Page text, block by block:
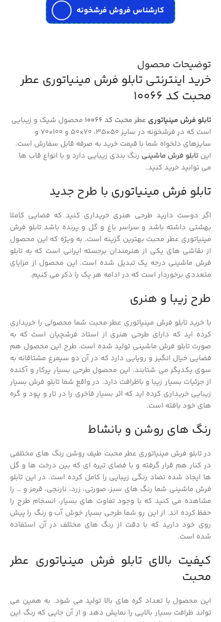
کارشناس فروش فرشخونه
توضیحات محصول
خرید اینترنتی تابلو فرش مینیاتوری عطر
محبت کد 10066
تابلو فرش مینیاتوری عطر محبت کد 10066
محصول شیک و زیبایی
است که در فرشخونه در سایز 50×35، 70×50 و 100×70 و
سایزهای دلخواه شما با قیمت خرید به صرفه قابل سفارش است.
این تابلو فرش ماشینی رنگ بندی زیبایی دارد و با انواع قاب ها
می توانید خرید کنید.
تابلو فرش مینیاتوری با طرح جدید
اگر دوست دارید طرحی هنری خریداری کنید که فضایی کاملا
بهشتی داشته باشد و سراسر باغ و گل و پرنده باشد تابلو فرش
مینیاتوری عطر محبت بهترین گزینه است. به ویژه که این محصول
از نقاشی های یکی از هنرمندان برجسته ایرانی است که به تابلو
فرش ماشینی درجه یک تبدیل شده است. این محصول از مزایای
متعددی برخوردار است که در ادامه هر یک را ذکر می کنیم.
طرح زیبا و هنری
با خرید تابلو فرش مینیاتوری عطر محبت شما محصولی را خریداری
کرده اید که دارای طرحی هنری از استاد فرشچیان است که به
صورت تابلو فرش ماشینی تولید شده است. طرح این محصول هم
فضایی خیال انگیز و رویایی دارد که در آن دو سیمرغ مشتاقانه به
سوی یکدیگر می شتابند. این محصول طرحی بسیار پرکار و آکنده
از جزئیات بسیار زیبا و باظرافت دارد. در واقع شما تابلو فرش بسیار
زیبایی خریداری کرده اید که اثر بسیار فاخری را در تار و پود و گره
های خود بافته است.
رنگ های روشن و بانشاط
در تابلو فرش مینیاتوری عطر محبت طیف روشن رنگ های مختلفی
در کنار هم قرار گرفته و با فضای تیره ای که بین درخت ها و گل
ها ایجاد شده تضاد رنگی زیبایی را کامل کرده است. در این تابلو
فرش ماشینی شما رنگ های سبز، صورتی، زرد، نارنجی، قرمز و … را
مشاهده می کنید که با وجود تفاوت های بسیار، انسجام طرح را
حفظ کرده اند. از این رو شما طرحی بسیار خوش آب و رنگ را پیش
روی خود دارید که با دقت از رنگ های مختلف در آن استفاده
شده است.
کیفیت بالای تابلو فرش مینیاتوری عطر
محبت
این محصول با تعداد گره های بالا تولید می شود. به همین می
تواند ظرافت بسیار بالایی را نمایش دهد و از آن جایی که رنگ این